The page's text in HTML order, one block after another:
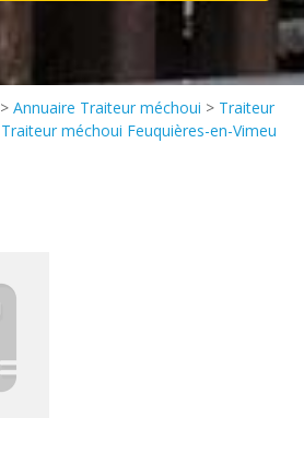
> Annuaire Traiteur méchoui > Traiteur
Traiteur méchoui Feuquières-en-Vimeu